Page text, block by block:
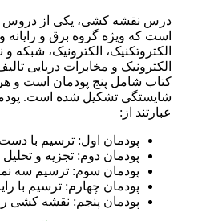
درس نقشه کشی، یکی از دروس
است که ویژه گروه برق و رایانه
الکتروتکنیک، الکترونیک، شبکه و
الکترونیک و مخابرات دریایی
کتاب شامل پنج پودمان است و هر
شایستگی تشکیل شده است.
عبارتند از:
پودمان اول: ترسیم با دست
پودمان دوم: تجزیه و
پودمان سوم: ترسیم سه
پودمان چهارم: ترسیم با
پودمان پنجم: نقشه کشی